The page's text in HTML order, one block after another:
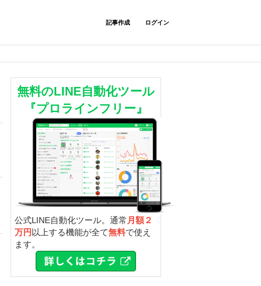
記事作成 ログイン
無料のLINE自動化ツール
『プロラインフリー』
公式LINE自動化ツール。通常 月額２
万円 以上する機能が全て無料で使え
ます。